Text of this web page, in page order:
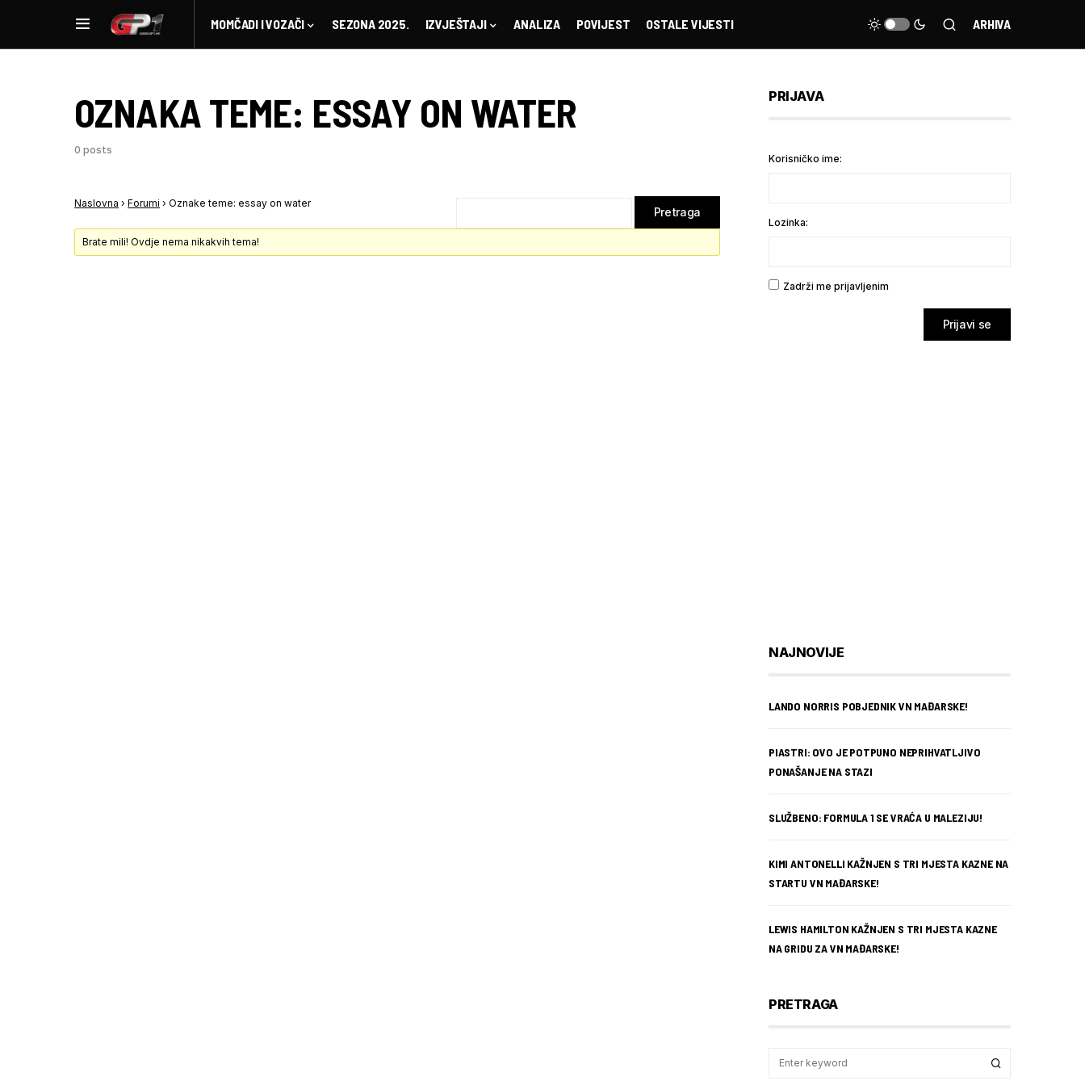
MOMČADI I VOZAČI SEZONA 2025. IZVJEŠTAJI ANALIZA POVIJEST OSTALE VIJESTI ARHIVA
OZNAKA TEME: ESSAY ON WATER
0 posts
Naslovna › Forumi › Oznake teme: essay on water
Brate mili! Ovdje nema nikakvih tema!
PRIJAVA
Korisničko ime:
Lozinka:
Zadrži me prijavljenim
Prijavi se
NAJNOVIJE
LANDO NORRIS POBJEDNIK VN MAĐARSKE!
PIASTRI: OVO JE POTPUNO NEPRIHVATLJIVO
PONAŠANJE NA STAZI
SLUŽBENO: FORMULA 1 SE VRAĆA U MALEZIJU!
KIMI ANTONELLI KAŽNJEN S TRI MJESTA KAZNE NA
STARTU VN MAĐARSKE!
LEWIS HAMILTON KAŽNJEN S TRI MJESTA KAZNE
NA GRIDU ZA VN MAĐARSKE!
PRETRAGA